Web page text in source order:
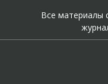
Все материалы